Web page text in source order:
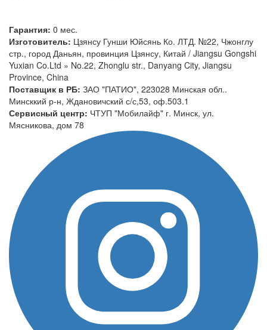
Гарантия: 0 мес.
Изготовитель: Цзянсу Гунши Юйсянь Ко. ЛТД. №22, Чжонглу
стр., город Даньян, провинция Цзянсу, Китай / Jiangsu Gongshi
Yuxian Co.Ltd » No.22, Zhonglu str., Danyang City, Jiangsu
Province, China
Поставщик в РБ: ЗАО "ПАТИО", 223028 Минская обл..
Минсккий р-н, Ждановичский с/с,53, оф.503.1
Сервисный центр: ЧТУП "Мобилайф" г. Минск, ул.
Мясникова, дом 78